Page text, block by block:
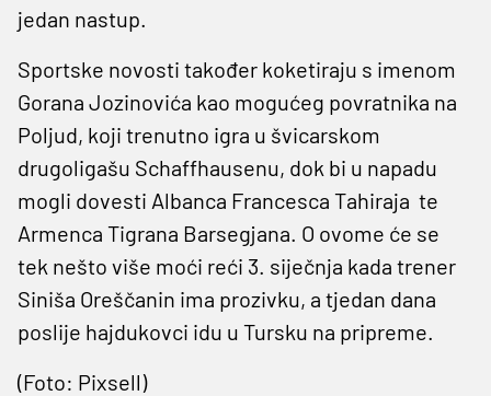
jedan nastup.
Sportske novosti također koketiraju s imenom
Gorana Jozinovića kao mogućeg povratnika na
Poljud, koji trenutno igra u švicarskom
drugoligašu Schaffhausenu, dok bi u napadu
mogli dovesti Albanca Francesca Tahiraja te
Armenca Tigrana Barsegjana. O ovome će se
tek nešto više moći reći 3. siječnja kada trener
Siniša Oreščanin ima prozivku, a tjedan dana
poslije hajdukovci idu u Tursku na pripreme.
(Foto: Pixsell)